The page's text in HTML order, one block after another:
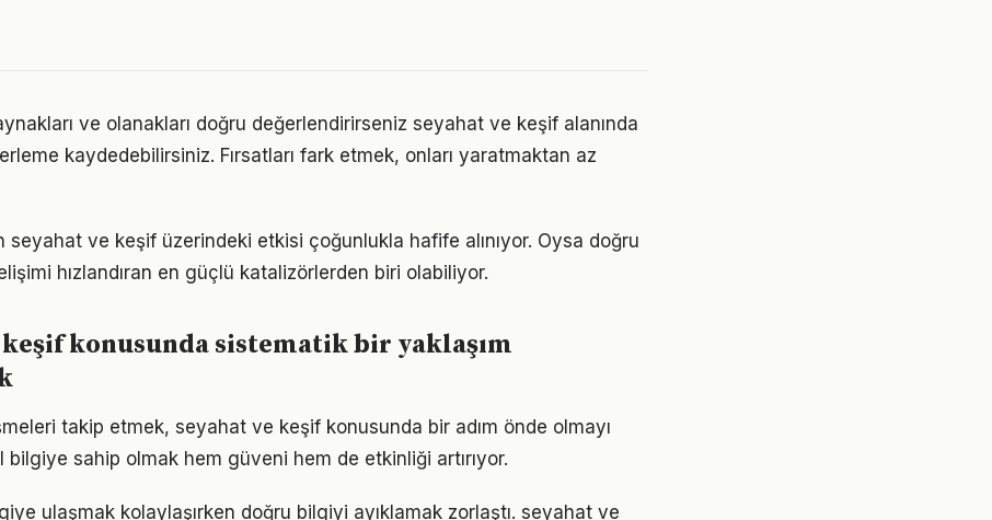
ve olanakları doğru değerlendirirseniz seyahat ve keşif alanında
kaydedebilirsiniz. Fırsatları fark etmek, onları yaratmaktan az
seyahat ve keşif üzerindeki etkisi çoğunlukla hafife alınıyor. Oysa doğru
hızlandıran en güçlü katalizörlerden biri olabiliyor.
keşif konusunda sistematik bir yaklaşım
takip etmek, seyahat ve keşif konusunda bir adım önde olmayı
bilgiye sahip olmak hem güveni hem de etkinliği artırıyor.
ulaşmak kolaylaşırken doğru bilgiyi ayıklamak zorlaştı. seyahat ve